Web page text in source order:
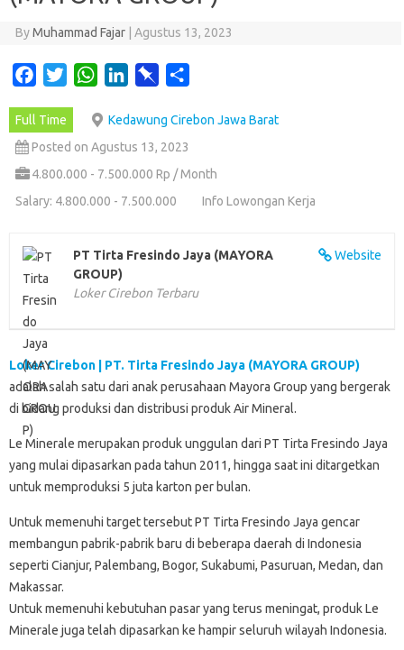
ByMuhammad Fajar Agustus 13, 2023
c
e
b
t
t
W
a
t
s
n
k
e
n
b
o
a
e
Full Time
Kedawung Cirebon Jawa Barat
Posted on Agustus 13, 2023
4.800.000 - 7.500.000 Rp / Month
Salary: 4.800.000 - 7.500.000
Info Lowongan Kerja
Website
PT Tirta Fresindo Jaya (MAYORA
GROUP)
Loker Cirebon Terbaru
Loker Cirebon | PT. Tirta Fresindo Jaya (MAYORA GROUP)
adalah salah satu dari anak perusahaan Mayora Group yang bergerak
di bidang produksi dan distribusi produk Air Mineral.
Le Minerale merupakan produk unggulan dari PT Tirta Fresindo Jaya
yang mulai dipasarkan pada tahun 2011, hingga saat ini ditargetkan
untuk memproduksi 5 juta karton per bulan.
Untuk memenuhi target tersebut PT Tirta Fresindo Jaya gencar
membangun pabrik-pabrik baru di beberapa daerah di Indonesia
seperti Cianjur, Palembang, Bogor, Sukabumi, Pasuruan, Medan, dan
Makassar.
Untuk memenuhi kebutuhan pasar yang terus meningat, produk Le
Minerale juga telah dipasarkan ke hampir seluruh wilayah Indonesia.